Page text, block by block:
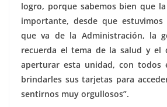
logro, porque sabemos bien que
importante, desde que
que va de la Administración, la
recuerda el tema de la salud y el
aperturar esta unidad, con todos
brindarles sus tarjetas para
sentirnos muy orgullosos”.